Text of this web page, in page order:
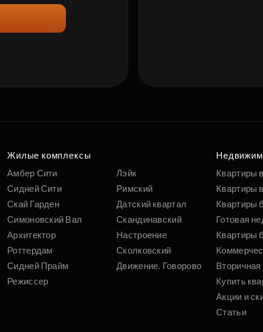
Жилые комплексы
Амбер Сити
Сидней Сити
Скай Гарден
Симоновский Вал
Архитектор
Роттердам
Сидней Прайм
Режиссер
Лэйк
Римский
Датский квартал
Скандинавский
Настроение
Сколковский
Движение. Говорово
Квартиры
Квартиры
Квартиры
Готовая
Квартиры
Купить
Акции и
Статьи